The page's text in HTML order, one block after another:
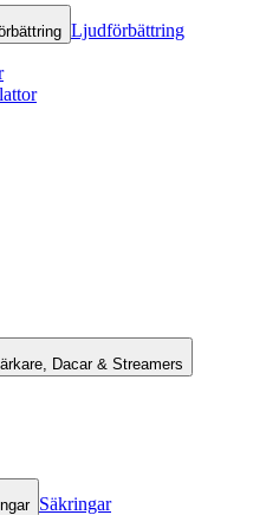
Ljudförbättring
Dacar & Streamers
Säkringar